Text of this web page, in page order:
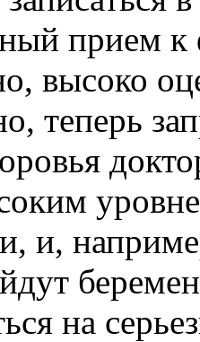
прием к
высоко
теперь
и,
на